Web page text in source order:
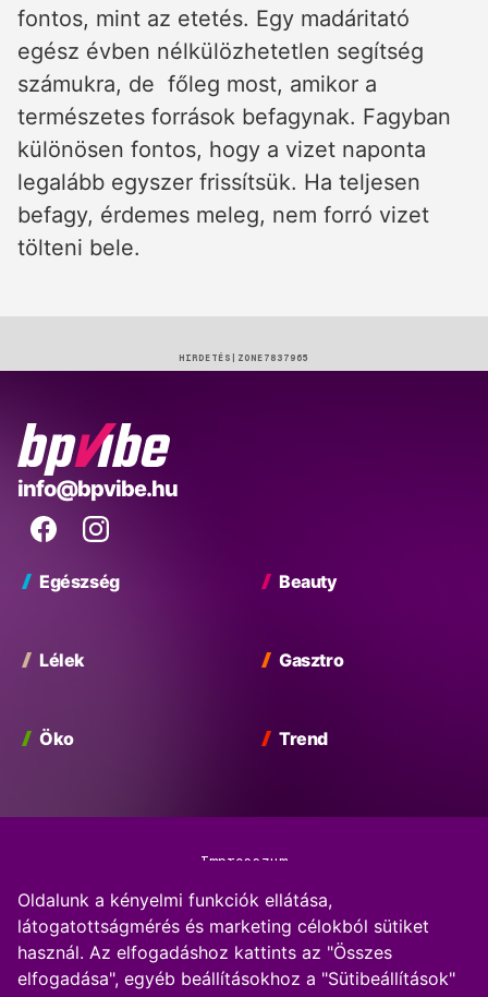
fontos, mint az etetés. Egy madáritató
egész évben nélkülözhetetlen segítség
számukra, de főleg most, amikor a
természetes források befagynak. Fagyban
különösen fontos, hogy a vizet naponta
legalább egyszer frissítsük. Ha teljesen
befagy, érdemes meleg, nem forró vizet
tölteni bele.
HIRDETÉS
BP
Vibe
info@bpvibe.hu
Egészség Beauty
Lélek Gasztro
Öko Trend
Impresszum
Adatkezelési Tájékoztató
Kommentkezelési szabályzat
Oldalunk a kényelmi funkciók ellátása,
látogatottságmérés és marketing célokból sütiket
használ. Az elfogadáshoz kattints az "Összes
elfogadása", egyéb beállításokhoz a "Sütibeállítások"